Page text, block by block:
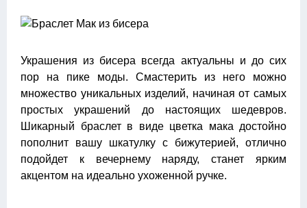
Украшения из бисера всегда актуальны и до сих
пор на пике моды. Смастерить из него можно
множество уникальных изделий, начиная от самых
простых украшений до настоящих шедевров.
Шикарный браслет в виде цветка мака достойно
пополнит вашу шкатулку с бижутерией, отлично
подойдет к вечернему наряду, станет ярким
акцентом на идеально ухоженной ручке.